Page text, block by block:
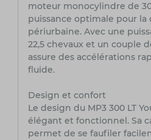
moteur monocylindre de
puissance optimale pour
périurbaine. Avec une
22,5 chevaux et un couple
assure des accélérations
fluide.
Design et confort
Le design du MP3 300 LT
élégant et fonctionnel. Sa
permet de se faufiler